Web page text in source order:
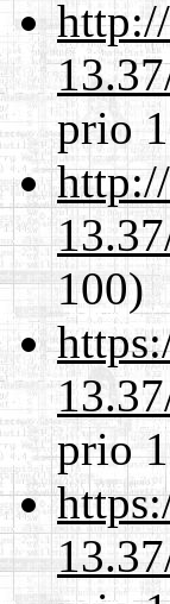
prio
100)
prio